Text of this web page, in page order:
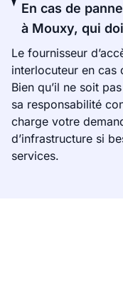
En cas de
à Mouxy, qui
Le fournisseur
interlocuteur en cas
Bien qu’il ne soit
sa responsabilité
charge votre
d’infrastructure si
services.